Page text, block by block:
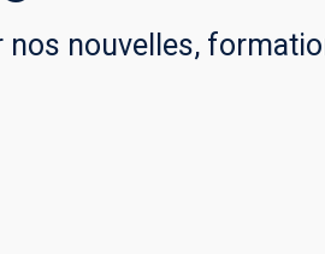
nos nouvelles,